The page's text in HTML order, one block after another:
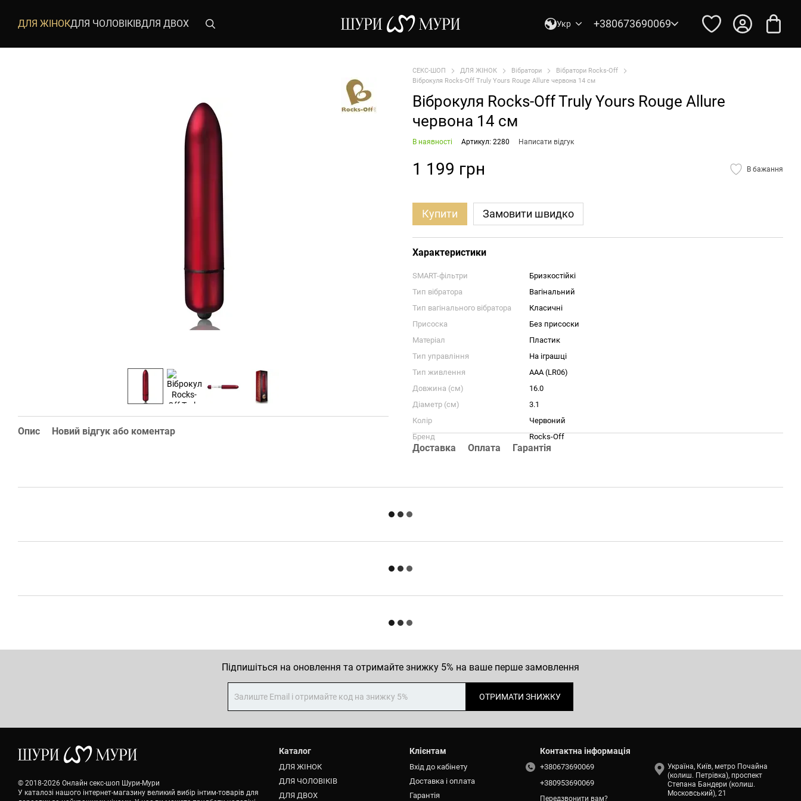
ДЛЯ ЖІНОКДЛЯ ЧОЛОВІКІВДЛЯ ДВОХ Укр +380673690069
Опис Новий відгук або коментар
СЕКС-ШОП ДЛЯ ЖІНОК Вібратори
Вібратори Rocks-Off
Віброкуля Rocks-Off Truly Yours Rouge Allure червона 14 см
Віброкуля Rocks-Off Truly Yours Rouge Allure
червона 14 см
В наявності Артикул: 2280 Написати відгук
1 199 грн В бажання
Купити Замовити швидко
Характеристики
SMART-фільтри
Бризкостійкі
Тип вібратора
Вагінальний
Тип вагінального вібратора
Класичні
Присоска
Без присоски
Матеріал
Пластик
Тип управління
На іграшці
Тип живлення
AAA (LR06)
Довжина (см)
16.0
Діаметр (см)
3.1
Колір
Червоний
Бренд
Rocks-Off
Доставка Оплата Гарантія
Підпишіться на оновлення та отримайте знижку 5% на ваше перше замовлення
ОТРИМАТИ ЗНИЖКУ
© 2018-2026 Онлайн секс-шоп Шури-Мури
У каталозі нашого інтернет-магазину великий вибір інтим-товарів для
Каталог
ДЛЯ ЖІНОК
ДЛЯ ЧОЛОВІКІВ
ДЛЯ ДВОХ
Клієнтам
Вхід до кабінету
Доставка і оплата
Гарантія
Контактна інформація
+380673690069
+380953690069
Передзвонити вам?
Україна, Київ, метро Почайна
(колиш. Петрівка), проспект
Степана Бандери (колиш.
Московський), 21